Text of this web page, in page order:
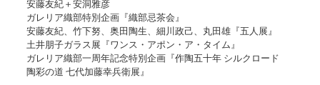
安藤友紀＋安洞雅彦
ガレリア織部特別企画『織部忌茶会』
安藤友紀、竹下努、奥田陶生、細川政己、丸田雄『五人展』
土井朋子ガラス展『ワンス・アポン・ア・タイム』
ガレリア織部一周年記念特別企画『作陶五十年 シルクロード
陶彩の道 七代加藤幸兵衛展』